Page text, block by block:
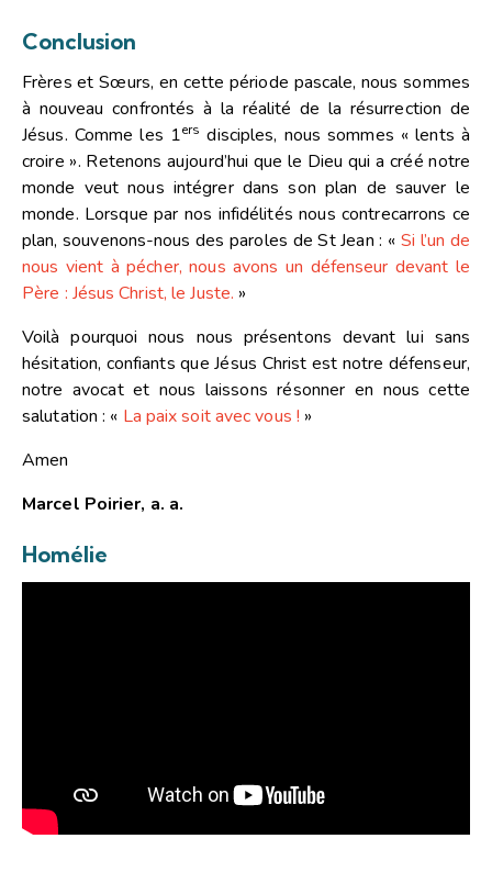
Conclusion
Frères et Sœurs, en cette période pascale, nous sommes
à nouveau confrontés à la réalité de la résurrection de
Jésus. Comme les 1ers disciples, nous sommes « lents à
croire ». Retenons aujourd’hui que le Dieu qui a créé notre
monde veut nous intégrer dans son plan de sauver le
monde. Lorsque par nos infidélités nous contrecarrons ce
plan, souvenons-nous des paroles de St Jean : « Si l’un de
nous vient à pécher, nous avons un défenseur devant le
Père : Jésus Christ, le Juste. »
Voilà pourquoi nous nous présentons devant lui sans
hésitation, confiants que Jésus Christ est notre défenseur,
notre avocat et nous laissons résonner en nous cette
salutation : « La paix soit avec vous ! »
Amen
Marcel Poirier, a. a.
Homélie